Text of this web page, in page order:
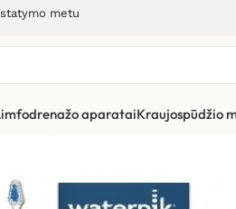
metu
aparataiKraujospūdžio